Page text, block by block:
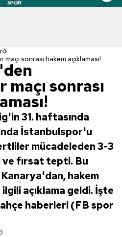
sonrası hakem açıklaması!
sonrası
31. haftasında
İstanbulspor'u
mücadeleden 3-3
ve fırsat tepti. Bu
Kanarya'dan, hakem
açıklama geldi. İşte
haberleri (FB spor